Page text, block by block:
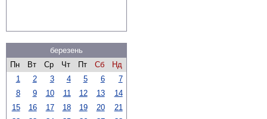
березень
Пн
Вт Ср Чт Пт Сб
Нд
1
2 3 4 5 6
7
8
9 10 11 12 13
14
15
16 17 18 19 20
21